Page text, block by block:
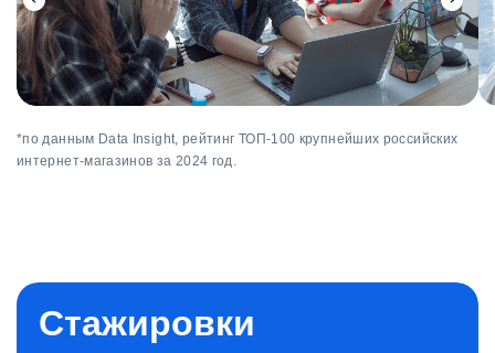
*по данным Data Insight, рейтинг ТОП-100 крупнейших российских
интернет-магазинов за 2024 год.
Стажировки